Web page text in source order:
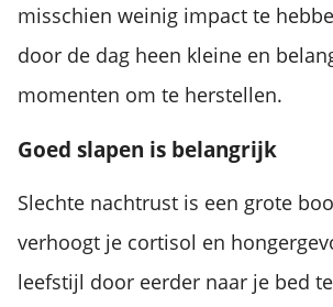
misschien weinig impact te
door de dag heen kleine en
momenten om te herstellen.
Goed slapen is belangrijk
Slechte nachtrust is een grote
verhoogt je cortisol en
leefstijl door eerder naar je bed